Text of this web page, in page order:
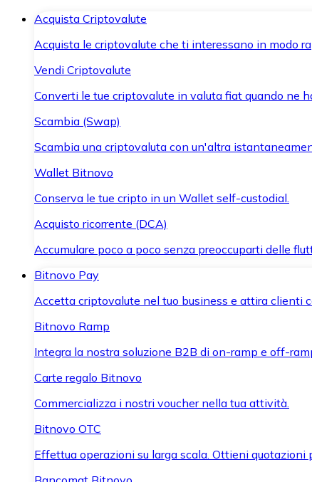
Acquista Criptovalute
Acquista le criptovalute che ti interessano in modo
Vendi Criptovalute
Converti le tue criptovalute in valuta fiat quando ne
Scambia (Swap)
Scambia una criptovaluta con un'altra
Wallet Bitnovo
Conserva le tue cripto in un Wallet self-custodial.
Acquisto ricorrente (DCA)
Accumulare poco a poco senza preoccuparti delle
Bitnovo Pay
Accetta criptovalute nel tuo business e attira clienti
Bitnovo Ramp
Integra la nostra soluzione B2B di on-ramp e off-
Carte regalo Bitnovo
Commercializza i nostri voucher nella tua attività.
Bitnovo OTC
Effettua operazioni su larga scala. Ottieni quotazioni